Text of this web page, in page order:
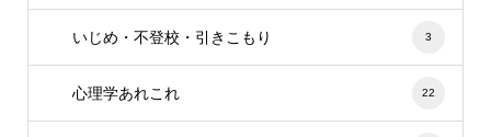
いじめ・不登校・引きこもり 3
心理学あれこれ 22